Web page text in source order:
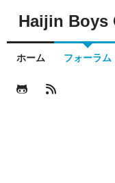
Haijin Boys
ホーム フォーラム